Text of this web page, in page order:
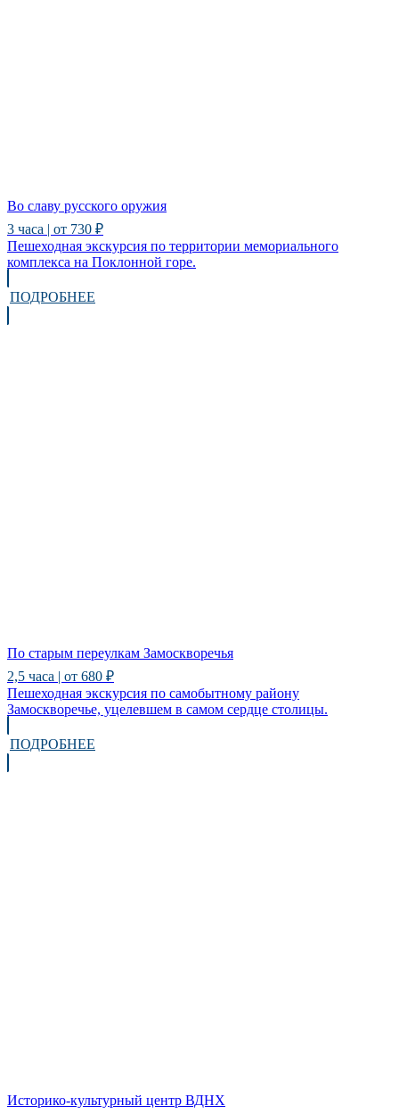
Во славу русского оружия
3 часа | от 730 ₽
Пешеходная экскурсия по территории мемориального
комплекса на Поклонной горе.
ПОДРОБНЕЕ
По старым переулкам Замоскворечья
2,5 часа | от 680 ₽
Пешеходная экскурсия по самобытному району
Замоскворечье, уцелевшем в самом сердце столицы.
ПОДРОБНЕЕ
Историко-культурный центр ВДНХ